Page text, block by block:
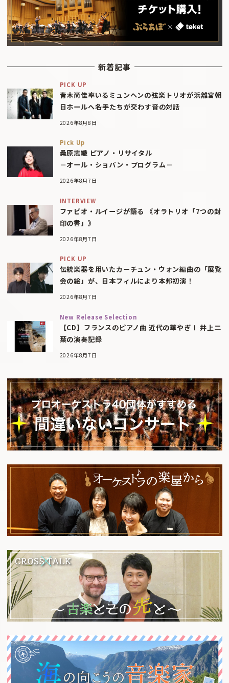
新着記事
PICK UP
青木尚佳率いるミュンヘンの弦楽トリオが浜離宮朝
日ホールへ――名手たちが交わす音の対話
2026年8月8日
Pick Up
桑原志織 ピアノ・リサイタル
－オール・ショパン・プログラム－
2026年8月7日
INTERVIEW
ファビオ・ルイージが語る 《オラトリオ「7つの封
印の書」》
2026年8月7日
PICK UP
伝統楽器を用いたカーチュン・ウォン編曲の「展覧
会の絵」が、日本フィルにより本邦初演！
2026年8月7日
New Release Selection
【CD】フランスのピアノ曲 近代の華やぎⅠ 井上二
葉の演奏記録
2026年8月7日